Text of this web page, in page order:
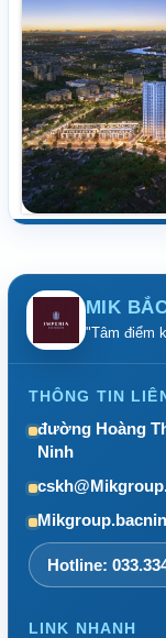
MIK
"Tâm điểm
THÔNG TIN
đường Hoàng
Ninh
Hotline:
LINK NHANH